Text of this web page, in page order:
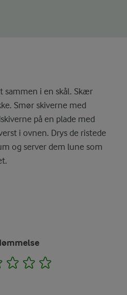
sammen i en skål. Skær
Smør skiverne med
på en plade med
i ovnen. Drys de ristede
og server dem lune som
2 3 4